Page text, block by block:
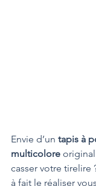
Envie d’un tapis à
multicolore
casser votre tirelire
à fait le réaliser